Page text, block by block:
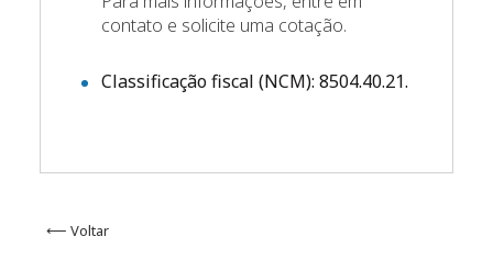
contato e solicite uma cotação.
Classificação fiscal (NCM): 8504.40.21.
⟵ Voltar